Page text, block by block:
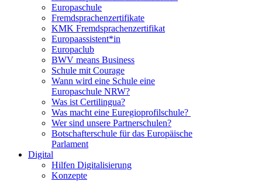
Europaschule
Fremdsprachenzertifikate
KMK Fremdsprachenzertifikat
Europaassistent*in
Europaclub
BWV means Business
Schule mit Courage
Wann wird eine Schule eine
Europaschule NRW?
Was ist Certilingua?
Was macht eine Euregioprofilschule?
Wer sind unsere Partnerschulen?
Botschafterschule für das Europäische
Parlament
Digital
Hilfen Digitalisierung
Konzepte